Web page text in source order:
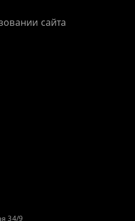
сайта
34/9